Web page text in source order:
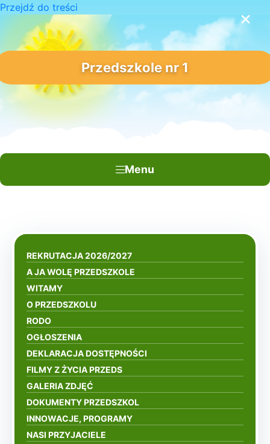
Przejdź do treści
Przedszkole nr 1
Menu
×
REKRUTACJA 2026/2027
A JA WOLĘ PRZEDSZKOLE
WITAMY
O PRZEDSZKOLU
RODO
OGŁOSZENIA
DEKLARACJA DOSTĘPNOŚCI
FILMY Z ŻYCIA PRZEDS
GALERIA ZDJĘĆ
DOKUMENTY PRZEDSZKOL
INNOWACJE, PROGRAMY
NASI PRZYJACIELE